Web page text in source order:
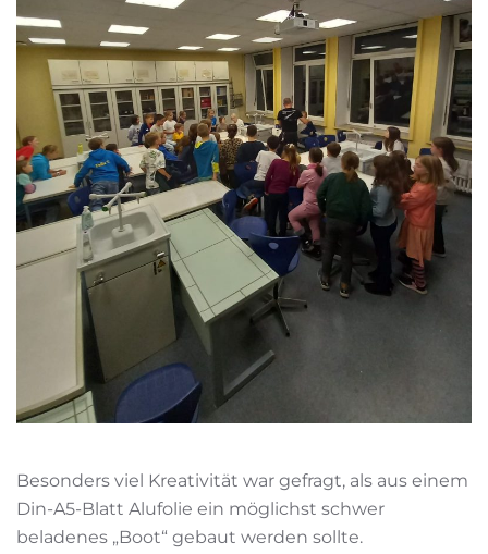
Besonders viel Kreativität war gefragt, als aus einem
Din-A5-Blatt Alufolie ein möglichst schwer
beladenes „Boot“ gebaut werden sollte.